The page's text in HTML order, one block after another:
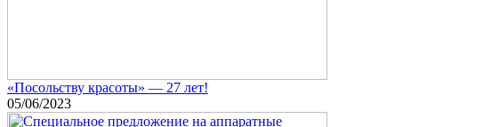
«Посольству красоты» — 27 лет!
05/06/2023